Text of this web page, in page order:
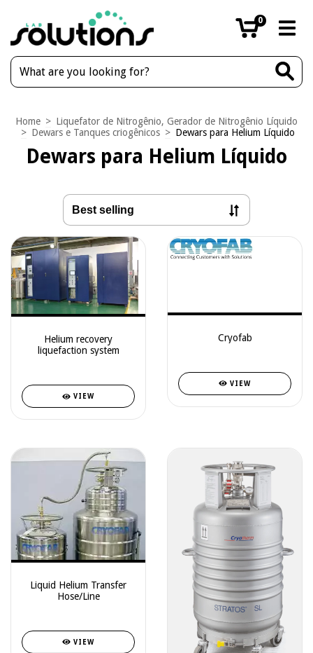
0
Home > Liquefator de Nitrogênio, Gerador de Nitrogênio Líquido
> Dewars e Tanques criogênicos > Dewars para Helium Líquido
Dewars para Helium Líquido
Helium recovery
liquefaction system
VIEW
Cryofab
VIEW
Liquid Helium Transfer
Hose/Line
VIEW